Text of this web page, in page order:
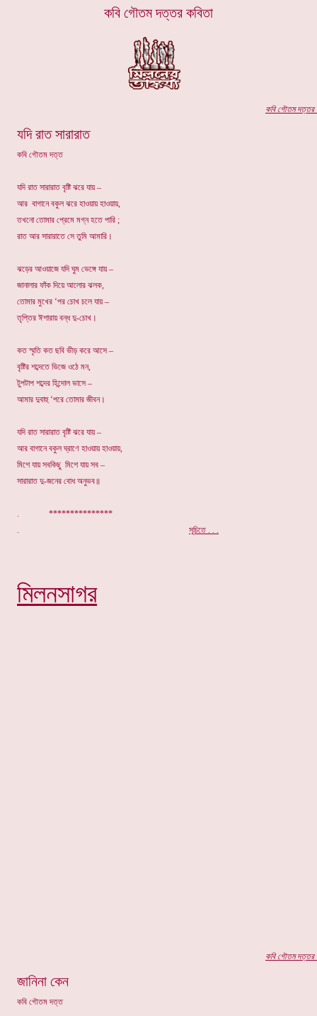
কবি গৌতম দত্তর কবিতা
কবিগৌতম দত্তর
যদি রাত সারারাত
কবি গৌতম দত্ত
যদি রাত সারারাত বৃষ্টি ঝরে যায় –
আর বাগানে বকুল ঝরে হাওয়ায় হাওয়ায়,
তখনো তোমার প্রেমে মগ্ন হতে পারি ;
রাত আর সারারাতে সে তুমি আমারি।
ঝড়ের আওয়াজে যদি ঘুম ভেঙ্গে যায় –
জানালার ফাঁক দিয়ে আলোর ঝলক,
তোমার মুখের ‘পর চোখ চলে যায় –
তৃপ্তির ঈশারায় বন্ধ দু-চোখ।
কত স্মৃতি কত ছবি ভীড় করে আসে –
বৃষ্টির শব্দেতে ভিজে ওঠে মন,
টুপটাপ শব্দের হিন্দোল ভাসে –
আমার দুবাহু ‘পরে তোমার জীবন।
যদি রাত সারারাত বৃষ্টি ঝরে যায় –
আর বাগানে বকুল ঘ্রাণে হাওয়ায় হাওয়ায়,
মিশে যায় সবকিছু মিশে যায় সব –
সারারাত দু-জনের বোধ অনুভব॥
. ***************
. সূচিতে . . .
মিলনসাগর
কবিগৌতম দত্তর
জানিনা কেন
কবি গৌতম দত্ত